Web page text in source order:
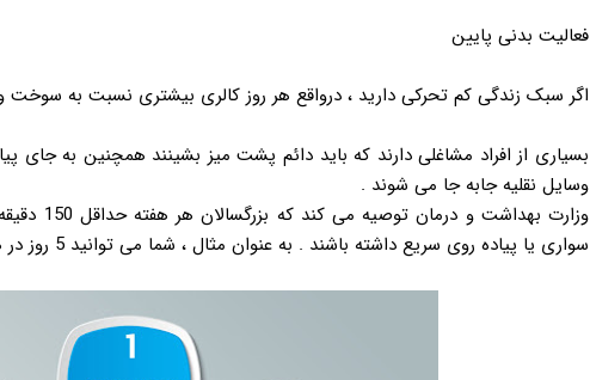
فعالیت بدنی پایین
اگر سبک زندگی کم تحرکی دارید ، درواقع هر روز کالری بیشتری نسبت به سوخت
بسیاری از افراد مشاغلی دارند که باید دائم پشت میز بشینند همچنین به جای
وسایل نقلیه جابه جا می شوند .
وزارت
سواری یا پیاده روی سریع داشته باشند . به عنوان مثال ، شما می توانید 5 روز در هفته به مدت 30 دقیقه ورزش کنید .